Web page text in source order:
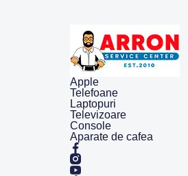
Apple
Telefoane
Laptopuri
Televizoare
Console
Aparate de cafea